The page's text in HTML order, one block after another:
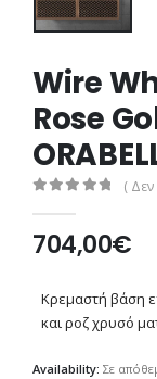
Wire
Rose
(
704,00€
Κρεμαστή βάση
και ροζ χρυσό
Availability: Σε